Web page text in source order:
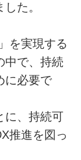
た。
を実現する
中で、持続
に必要で
に、持続可
推進を図っ